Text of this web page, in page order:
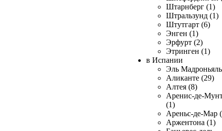
Штарнберг (1)
Штральзунд (1)
Штутгарт (6)
Энген (1)
Эрфурт (2)
Этринген (1)
в Испании
Эль
Аликанте (29)
Алтея (8)
Аренис-де-
(1)
Ареньс-де-Мар
Аржентона (1)